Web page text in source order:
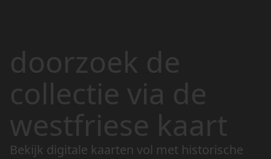
doorzoek de
collectie via de
westfriese kaart
Bekijk digitale kaarten vol met historische